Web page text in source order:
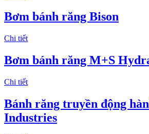
Bơm bánh răng Bison
Chi tiết
Bơm bánh răng M+S
Chi tiết
Bánh răng truyền động
Industries